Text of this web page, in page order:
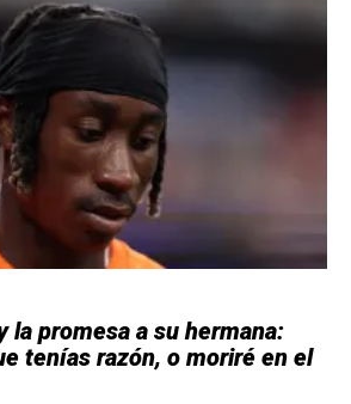
la promesa a su hermana:
tenías razón, o moriré en el